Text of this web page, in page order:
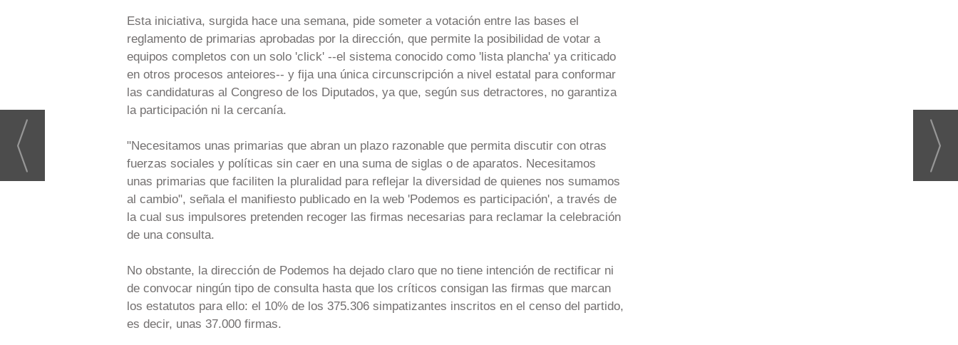
Esta iniciativa, surgida hace una semana, pide someter a votación entre las bases el
reglamento de primarias aprobadas por la dirección, que permite la posibilidad de votar a
equipos completos con un solo 'click' --el sistema conocido como 'lista plancha' ya criticado
en otros procesos anteiores-- y fija una única circunscripción a nivel estatal para conformar
las candidaturas al Congreso de los Diputados, ya que, según sus detractores, no garantiza
la participación ni la cercanía.
"Necesitamos unas primarias que abran un plazo razonable que permita discutir con otras
fuerzas sociales y políticas sin caer en una suma de siglas o de aparatos. Necesitamos
unas primarias que faciliten la pluralidad para reflejar la diversidad de quienes nos sumamos
al cambio", señala el manifiesto publicado en la web 'Podemos es participación', a través de
la cual sus impulsores pretenden recoger las firmas necesarias para reclamar la celebración
de una consulta.
No obstante, la dirección de Podemos ha dejado claro que no tiene intención de rectificar ni
de convocar ningún tipo de consulta hasta que los críticos consigan las firmas que marcan
los estatutos para ello: el 10% de los 375.306 simpatizantes inscritos en el censo del partido,
es decir, unas 37.000 firmas.